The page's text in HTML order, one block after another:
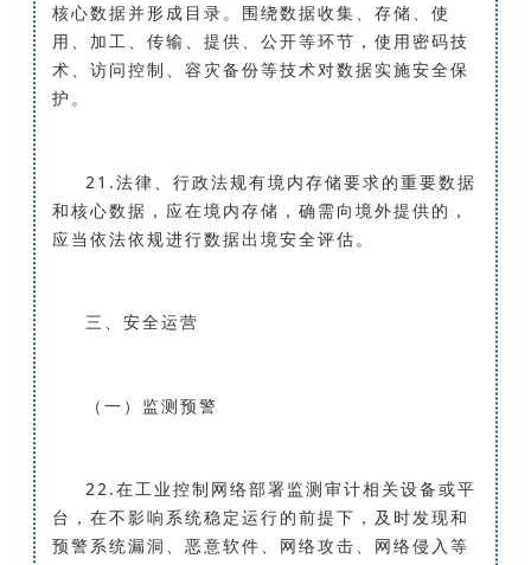
核心数据并形成目录。围绕数据收集、存储、使
用、加工、传输、提供、公开等环节，使用密码技
术、访问控制、容灾备份等技术对数据实施安全保
护。
21.法律、行政法规有境内存储要求的重要数据
和核心数据，应在境内存储，确需向境外提供的，
应当依法依规进行数据出境安全评估。
三、安全运营
（一）监测预警
22.在工业控制网络部署监测审计相关设备或平
台，在不影响系统稳定运行的前提下，及时发现和
预警系统漏洞、恶意软件、网络攻击、网络侵入等